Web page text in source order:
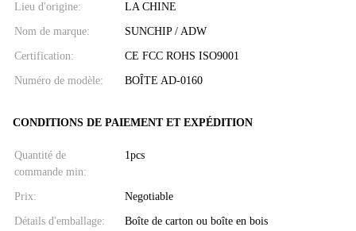
Lieu d'origine: LA CHINE
Nom de marque: SUNCHIP / ADW
Certification: CE FCC ROHS ISO9001
Numéro de modèle: BOÎTE AD-0160
CONDITIONS DE PAIEMENT ET EXPÉDITION
Quantité de
commande min:
1pcs
Prix: Negotiable
Détails d'emballage: Boîte de carton ou boîte en bois